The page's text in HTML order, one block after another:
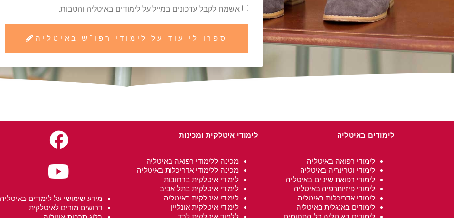
אשמח לקבל עדכונים במייל על לימודים באיטליה והטבות.
ספרו לי עוד על לימודי רפו"ש באיטליה
לימודים באיטליה
לימודי רפואה באיטליה
לימודי וטרינריה באיטליה
לימודי רפואת שיניים באיטליה
לימודי פיזיותרפיה באיטליה
לימודי אדריכלות באיטליה
לימודים באנגלית באיטליה
לימודים באיטליה כל התחומים
לימודי איטלקית ומכינות
מכינה ללימודי רפואה באיטליה
מכינה ללימודי אדריכלות באיטליה
לימודי איטלקית ברחובות
לימודי איטלקית בתל אביב
לימודי איטלקית באיטליה
לימודי איטלקית אונליין
ללמוד איטלקית לבד
מידע שימושי על לימודים באיטליה
דרושים מורים לאיטלקית